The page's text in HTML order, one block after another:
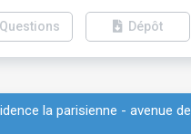
Questions Dépôt
la parisienne - avenue de